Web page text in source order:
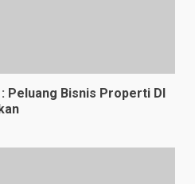
Peluang Bisnis Properti DI